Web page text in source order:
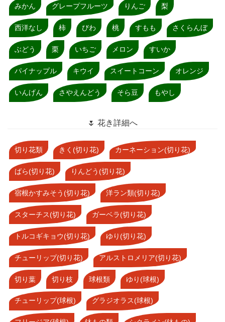
みかん グレープフルーツ りんご 梨
西洋なし 柿 びわ 桃 すもも さくらんぼ
ぶどう 栗 いちご メロン すいか
パイナップル キウイ スイートコーン オレンジ
いんげん さやえんどう そら豆 もやし
🌷 花き詳細へ
切り花類 きく(切り花) カーネーション(切り花)
ばら(切り花) りんどう(切り花)
宿根かすみそう(切り花) 洋ラン類(切り花)
スターチス(切り花) ガーベラ(切り花)
トルコギキョウ(切り花) ゆり(切り花)
チューリップ(切り花) アルストロメリア(切り花)
切り葉 切り枝 球根類 ゆり(球根)
チューリップ(球根) グラジオラス(球根)